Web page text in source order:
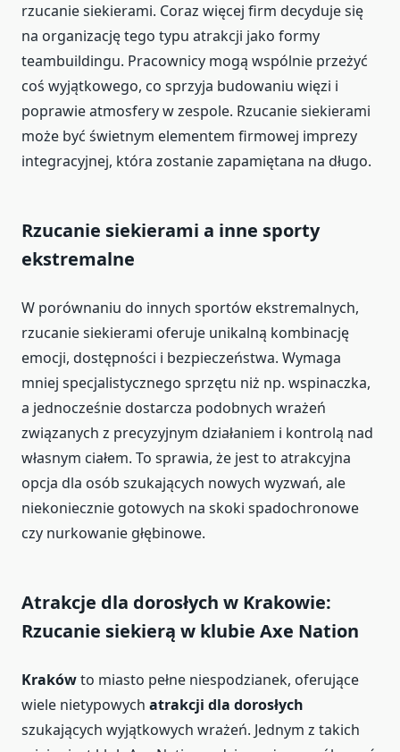
rzucanie siekierami. Coraz więcej firm decyduje się
na organizację tego typu atrakcji jako formy
teambuildingu. Pracownicy mogą wspólnie przeżyć
coś wyjątkowego, co sprzyja budowaniu więzi i
poprawie atmosfery w zespole. Rzucanie siekierami
może być świetnym elementem firmowej imprezy
integracyjnej, która zostanie zapamiętana na długo.
Rzucanie siekierami a inne sporty
ekstremalne
W porównaniu do innych sportów ekstremalnych,
rzucanie siekierami oferuje unikalną kombinację
emocji, dostępności i bezpieczeństwa. Wymaga
mniej specjalistycznego sprzętu niż np. wspinaczka,
a jednocześnie dostarcza podobnych wrażeń
związanych z precyzyjnym działaniem i kontrolą nad
własnym ciałem. To sprawia, że jest to atrakcyjna
opcja dla osób szukających nowych wyzwań, ale
niekoniecznie gotowych na skoki spadochronowe
czy nurkowanie głębinowe.
Atrakcje dla dorosłych w Krakowie:
Rzucanie siekierą w klubie Axe Nation
Krakówto miasto pełne niespodzianek, oferujące
wiele nietypowych atrakcji dla dorosłych
szukających wyjątkowych wrażeń. Jednym z takich